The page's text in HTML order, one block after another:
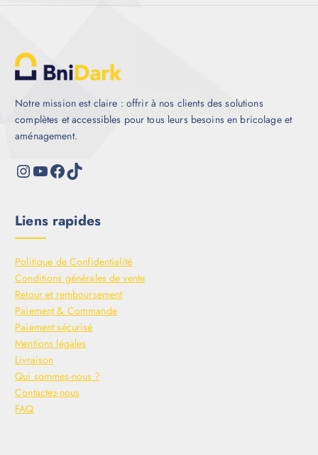
Notre mission est claire : offrir à nos clients des solutions
complètes et accessibles pour tous leurs besoins en bricolage et
aménagement.
Liens rapides
Politique de Confidentialité
Conditions générales de vente
Retour et remboursement
Paiement & Commande
Paiement sécurisé
Mentions légales
Livraison
Qui sommes-nous ?
Contactez-nous
FAQ